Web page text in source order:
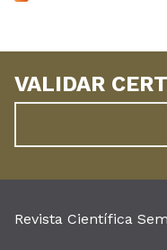
VALIDAR
Revista Científica